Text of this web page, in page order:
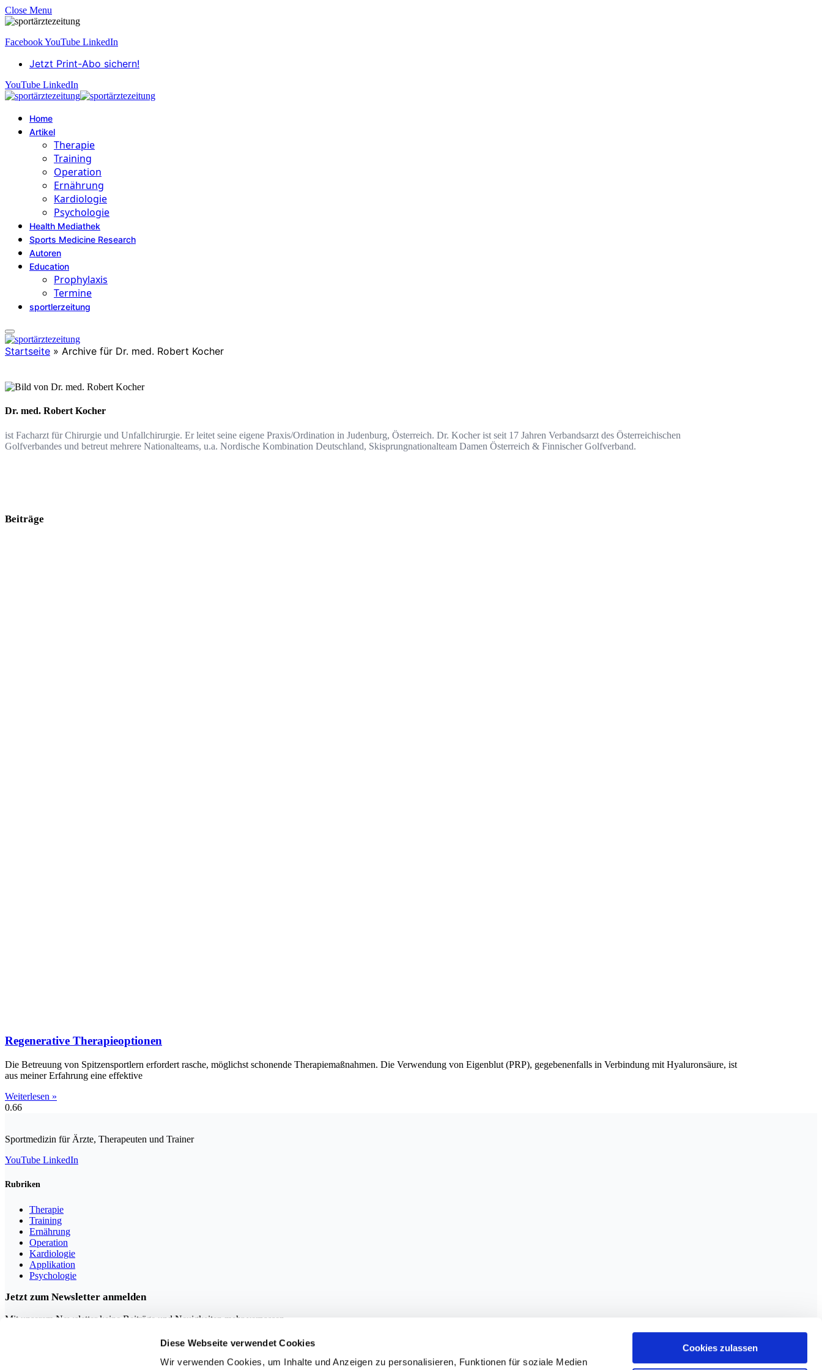
Diese Webseite verwendet Cookies
Wir verwenden Cookies, um Inhalte und Anzeigen zu personalisieren, Funktionen für soziale Medien
Cookies zulassen
Close Menu
FacebookYouTube LinkedIn
Jetzt Print-Abo sichern!
YouTube LinkedIn
Home
Artikel
Therapie
Training
Operation
Ernährung
Kardiologie
Psychologie
Health Mediathek
Sports Medicine Research
Autoren
Education
Prophylaxis
Termine
sportlerzeitung
Startseite » Archive für Dr. med. Robert Kocher
Dr. med. Robert Kocher
ist Facharzt für Chirurgie und Unfallchirurgie. Er leitet seine eigene Praxis/Ordination in Judenburg, Österreich. Dr. Kocher ist seit 17 Jahren Verbandsarzt des Österreichischen
Golfverbandes und betreut mehrere Nationalteams, u.a. Nordische Kombination Deutschland, Skisprungnationalteam Damen Österreich & Finnischer Golfverband.
Beiträge
Regenerative Therapieoptionen
Die Betreuung von Spitzensportlern erfordert rasche, möglichst schonende Therapiemaßnahmen. Die Verwendung von Eigenblut (PRP), gegebenenfalls in Verbindung mit Hyaluronsäure, ist
aus meiner Erfahrung eine effektive
Weiterlesen »
Sportmedizin für Ärzte, Therapeuten und Trainer
YouTube LinkedIn
Rubriken
Therapie
Training
Ernährung
Operation
Kardiologie
Applikation
Psychologie
Jetzt zum Newsletter anmelden
Mit unserem Newsletter keine Beiträge und Neuigkeiten mehr verpassen.